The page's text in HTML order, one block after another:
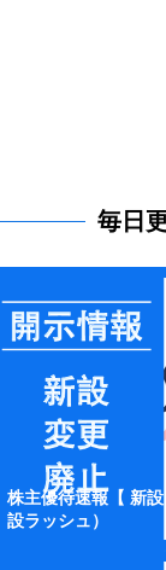
毎日
株主優待速報【 新
設ラッシュ）